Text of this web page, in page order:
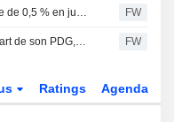
Lancelot Stabil progresse de 0,5 % en juillet - Epiroc intègre le portefeuille FW
Sobi recule après le départ de son PDG, l'indice OMXS30 progresse de 0,9 % FW
Ratings Agenda